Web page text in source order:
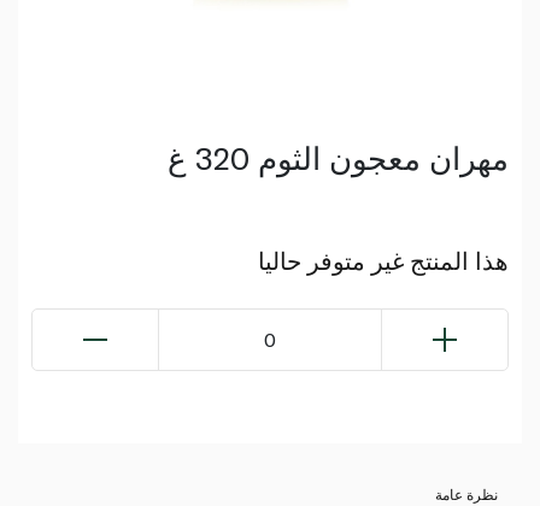
مهران معجون الثوم 320 غ
هذا المنتج غير متوفر حاليا
0
نظرة عامة